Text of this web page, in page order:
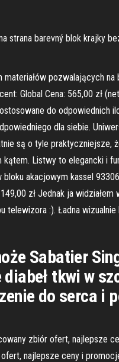
strana barevný blok krajky
materiałów pozwalających
Global Cena: 565,00 zł
do odpowiednich
dla siebie.
są o tyle
Listwy to elegancki i
akacjowym kassel
zł Jednak ja
telewizora :). Ładna
Sabatier
tkwi w
do serca i
zbiór ofert, najlepsze
najlepsze ceny i